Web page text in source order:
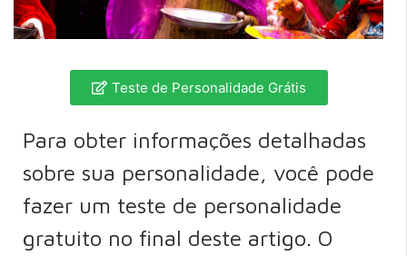
Teste de Personalidade Grátis
Para obter informações detalhadas
sobre sua personalidade, você pode
fazer um teste de personalidade
gratuito no final deste artigo. O